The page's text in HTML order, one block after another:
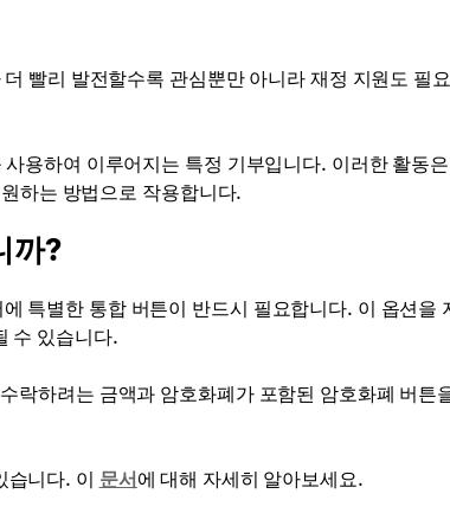
빨리 발전할수록 관심뿐만 아니라 재정 지원도 필
용하여 이루어지는 특정 기부입니다. 이러한 활동
하는 방법으로 작용합니다.
까?
특별한 통합 버튼이 반드시 필요합니다. 이 옵션을
수 있습니다.
락하려는 금액과 암호화폐가 포함된 암호화폐 버튼
습니다. 이 문서에 대해 자세히 알아보세요.